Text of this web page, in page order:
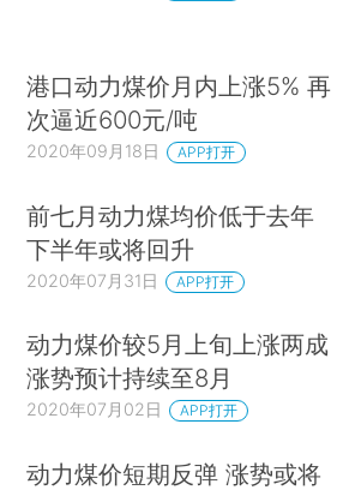
港口动力煤价月内上涨5% 再
次逼近600元/吨
2020年09月18日 APP打开
前七月动力煤均价低于去年
下半年或将回升
2020年07月31日 APP打开
动力煤价较5月上旬上涨两成
涨势预计持续至8月
2020年07月02日 APP打开
动力煤价短期反弹 涨势或将